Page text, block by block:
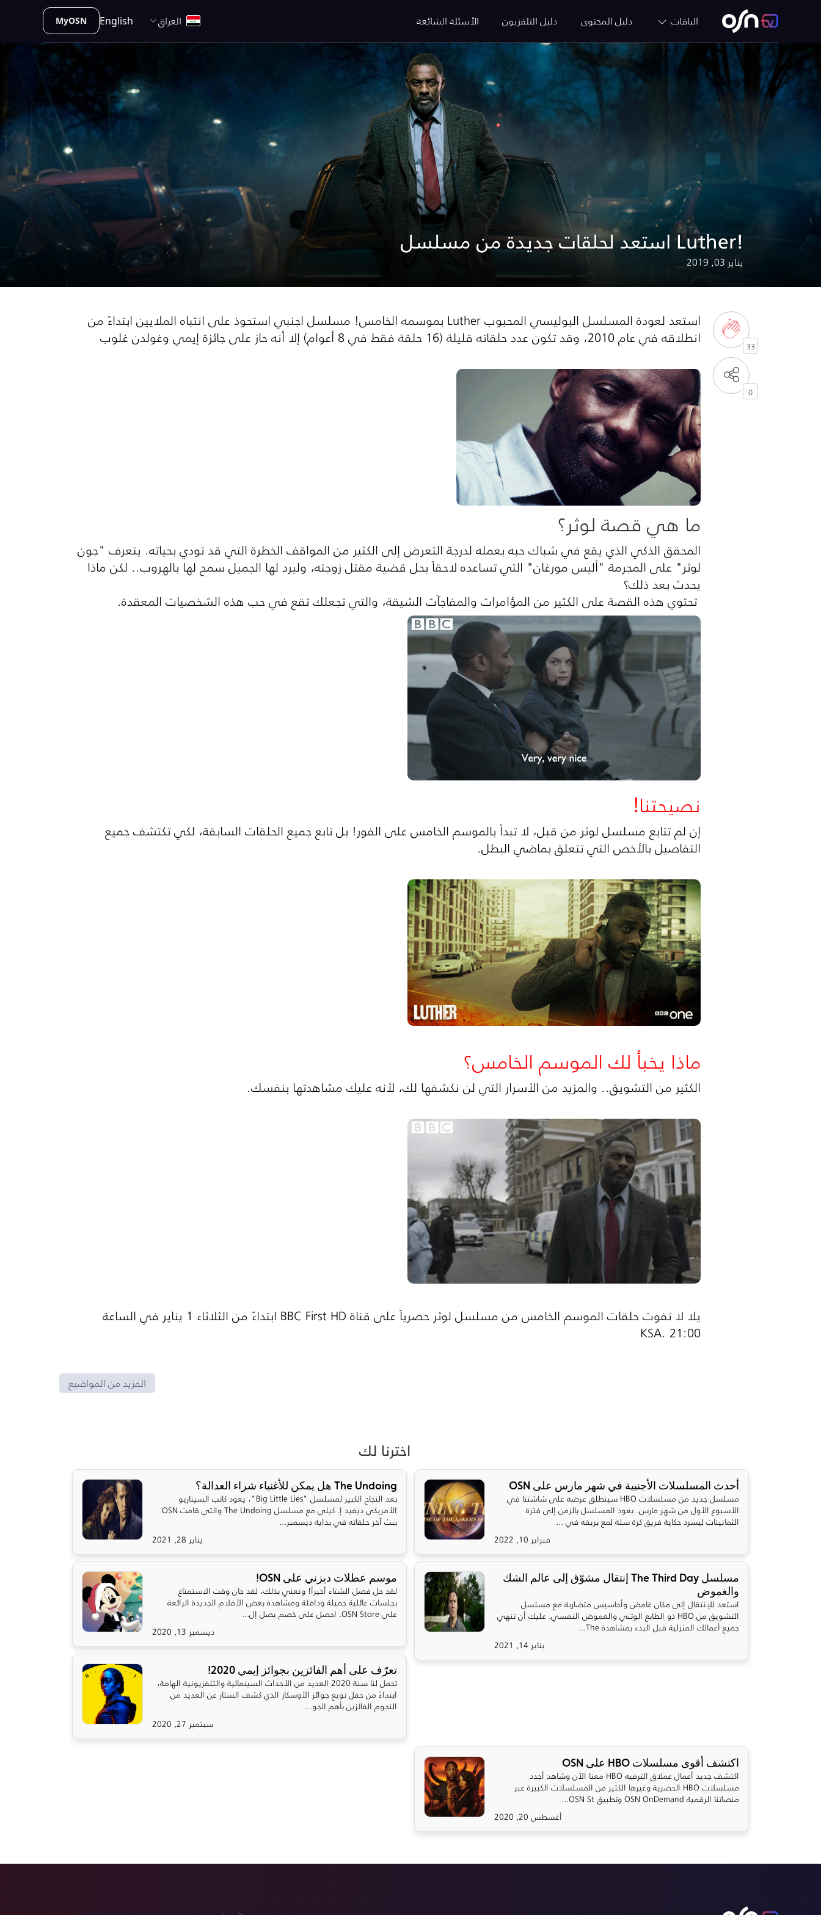
الباقات دليل المحتوى دليل التلفزيون الأسئلة الشائعة العراق English
MyOSN
استعد لحلقات جديدة من مسلسل Luther!
يناير 03, 2019
33
0
استعد لعودة المسلسل البوليسي المحبوب Luther بموسمه الخامس! مسلسل اجنبي استحوذ على انتباه الملايين ابتداءً من
انطلاقه في عام 2010، وقد تكون عدد حلقاته قليلة (16 حلقة فقط في 8 أعوام) إلا أنه حاز على جائزة إيمي وغولدن غلوب
ما هي قصة لوثر؟
المحقق الذكي الذي يقع في شباك حبه بعمله لدرجة التعرض إلى الكثير من المواقف الخطرة التي قد تودي بحياته. يتعرف "جون
لوثر" على المجرمة "أليس مورغان" التي تساعده لاحقاً بحل قضية مقتل زوجته، وليرد لها الجميل سمح لها بالهروب.. لكن ماذا
يحدث بعد ذلك؟
تحتوي هذه القصة على الكثير من المؤامرات والمفاجآت الشيقة، والتي تجعلك تقع في حب هذه الشخصيات المعقدة.
نصيحتنا!
إن لم تتابع مسلسل لوثر من قبل، لا تبدأ بالموسم الخامس على الفور! بل تابع جميع الحلقات السابقة، لكي تكتشف جميع
التفاصيل بالأخص التي تتعلق بماضي البطل.
ماذا يخبأ لك الموسم الخامس؟
الكثير من التشويق.. والمزيد من الأسرار التي لن نكشفها لك، لأنه عليك مشاهدتها بنفسك.
يلا لا تفوت حلقات الموسم الخامس من مسلسل لوثر حصرياً على قناةBBC First HD ابتداءً من الثلاثاء 1 يناير في الساعة
21:00 .
KSA
المزيد من المواضيع
اخترنا لك
أحدث المسلسلات الأجنبية في شهر مارس على OSN
مسلسل جديد من مسلسلات HBO سينطلق عرضه على شاشتنا في
الأسبوع الأول من شهر مارس. يعود المسلسل بالزمن إلى فترة
الثمانينات ليسرد حكاية فريق كرة سلة لمع بريقه في ...
فبراير 10, 2022
The Undoing هل يمكن للأغنياء شراء العدالة؟
بعد النجاح الكبير لمسلسل "Big Little Lies"، يعود كاتب السيناريو
الأمريكي ديفيد إ. كيلي مع مسلسل The Undoing والتي قامت OSN
ببث آخر حلقاته في بداية ديسمبر...
يناير 28, 2021
مسلسل The Third Day إنتقال مشوّق إلى عالم الشك
والغموض
استعد للإنتقال إلى مكان غامض وأحاسيس متضاربة مع مسلسل
التشويق من HBO ذو الطابع الوثني والغموض النفسي. عليك أن تنهي
جميع أعمالك المنزلية قبل البدء بمشاهدة The...
يناير 14, 2021
موسم عطلات ديزني على OSN!
لقد حل فصل الشتاء أخيراً! ونعني بذلك، لقد حان وقت الاستمتاع
بجلسات عائلية جميلة ودافئة ومشاهدة بعض الأفلام الجديدة الرائعة
على OSN Store. احصل على خصم يصل إل...
ديسمبر 13, 2020
تعرّف على أهم الفائزين بجوائز إيمي 2020!
تحمل لنا سنة 2020 العديد من الأحداث السينمائية والتلفزيونية الهامة،
ابتداءً من حفل تويع جوائز الأوسكار الذي كشف الستار عن العديد من
النجوم الفائزين بأهم الجو...
سبتمبر 27, 2020
اكتشف أقوى مسلسلات HBO على OSN
اكتشف جديد أعمال عملاق الترفيه HBO معنا الآن وشاهد أجدد
مسلسلات HBO الحصرية وغيرها الكثير من المسلسلات الكبيرة عبر
منصاتنا الرقمية OSN OnDemand وتطبيق OSN St...
أغسطس 20, 2020